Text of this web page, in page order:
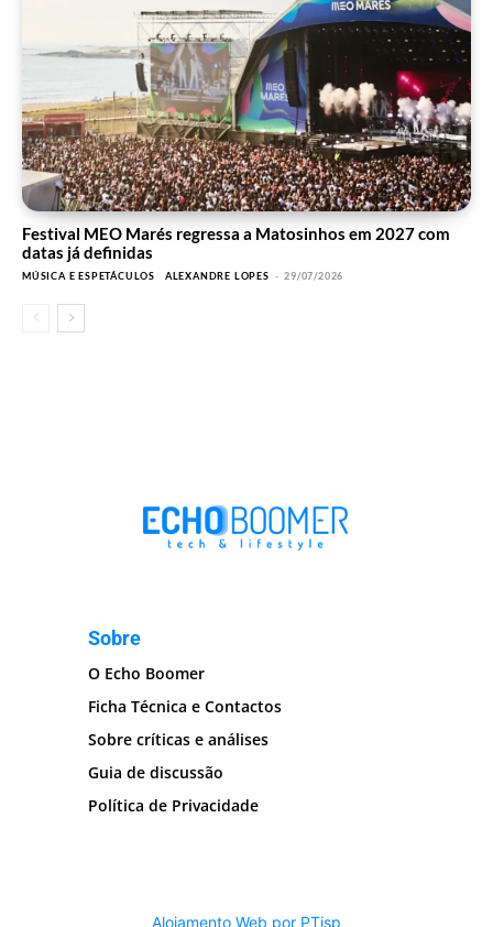
Festival MEO Marés regressa a Matosinhos em 2027 com
datas já definidas
MÚSICA E ESPETÁCULOS ALEXANDRE LOPES - 29/07/2026
Sobre
O Echo Boomer
Ficha Técnica e Contactos
Sobre críticas e análises
Guia de discussão
Política de Privacidade
Alojamento Web por PTisp